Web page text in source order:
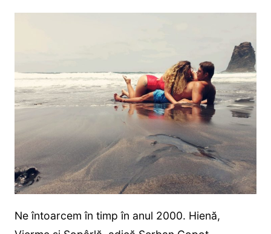
Ne întoarcem în timp în anul 2000. Hienă,